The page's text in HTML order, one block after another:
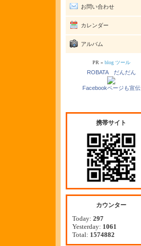
お問い合わせ
カレンダー
アルバム
PR » blog ツール
ROBATA だんだん
Facebookページも宣伝
携帯サイト
カウンター
Today: 297
Yesterday: 1061
Total: 1574882